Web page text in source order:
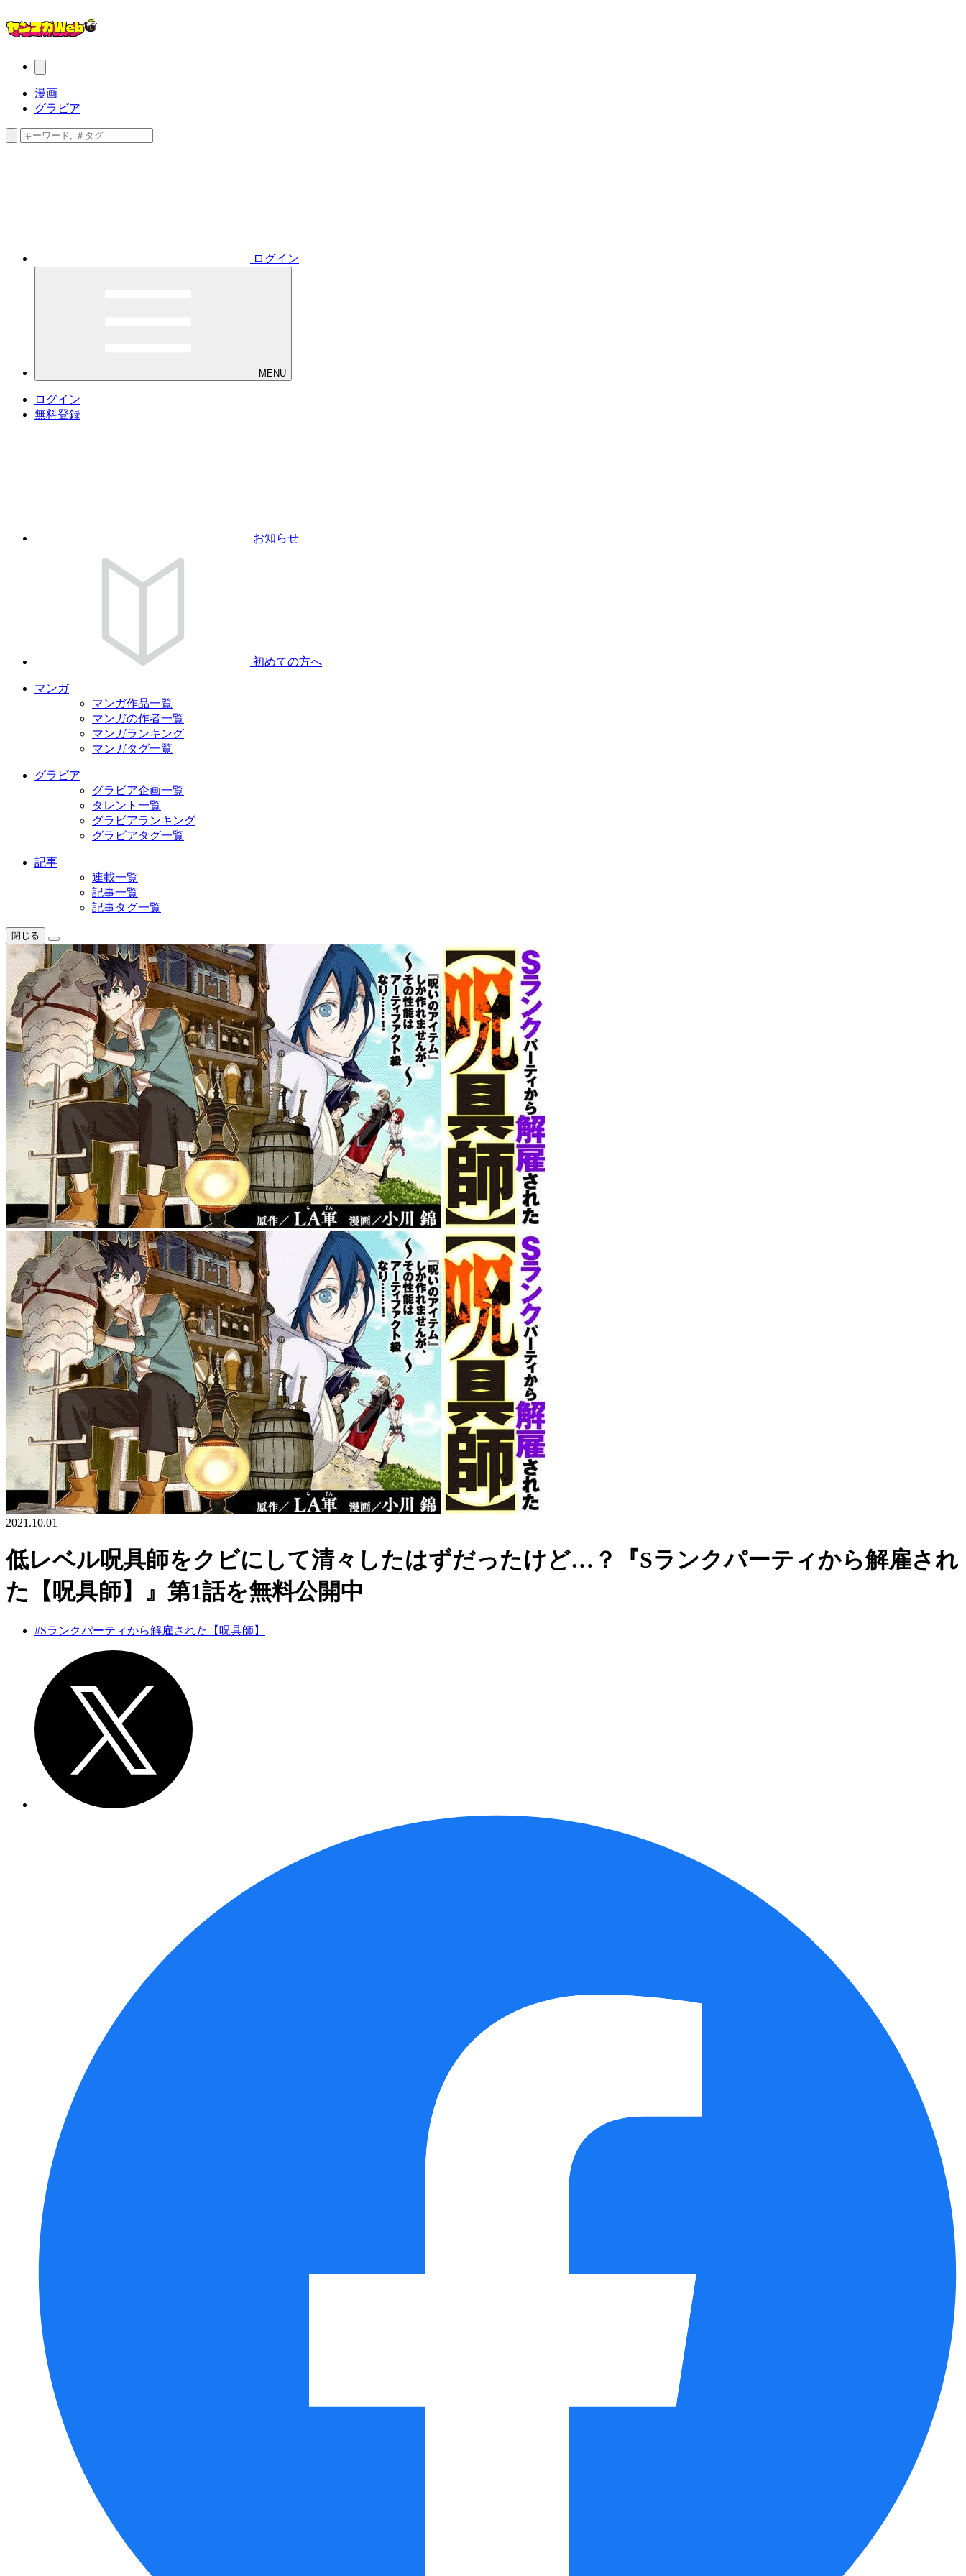
漫画
グラビア
ログイン
MENU
ログイン
無料登録
お知らせ
初めての方へ
マンガ
マンガ作品一覧
マンガの作者一覧
マンガランキング
マンガタグ一覧
グラビア
グラビア企画一覧
タレント一覧
グラビアランキング
グラビアタグ一覧
記事
連載一覧
記事一覧
記事タグ一覧
閉じる
2021.10.01
低レベル呪具師をクビにして清々したはずだったけど…？『Sランクパーティから解雇され
た【呪具師】』第1話を無料公開中
#Sランクパーティから解雇された【呪具師】